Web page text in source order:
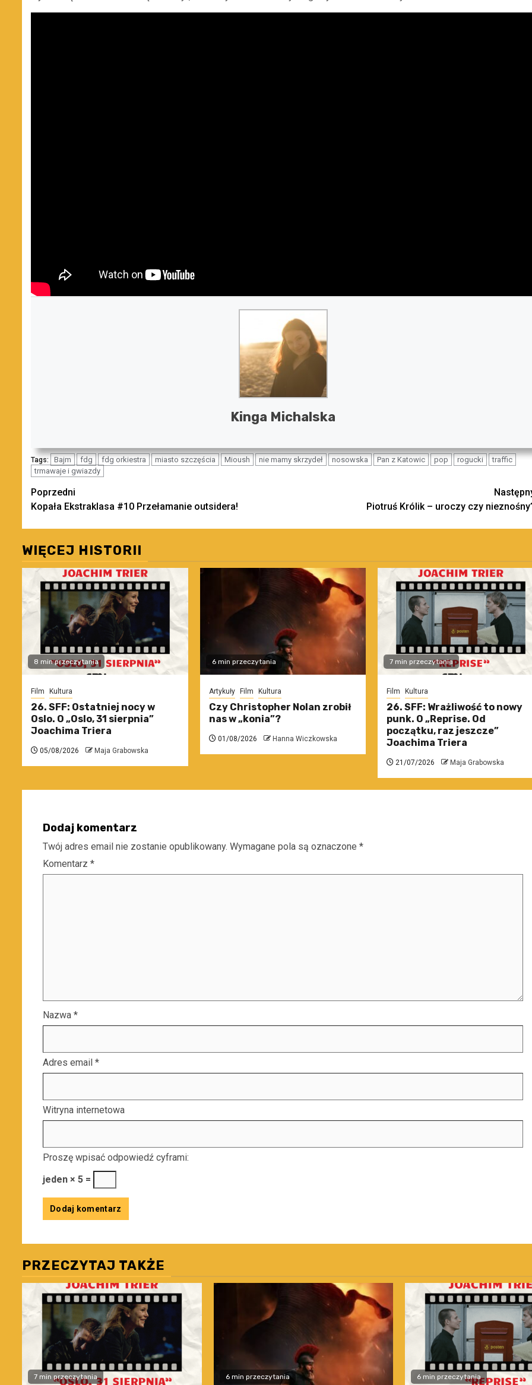
Kinga Michalska
Tags: Bajm fdg fdg orkiestra miasto szczęścia Mioush nie mamy skrzydeł nosowska Pan z Katowic pop rogucki
traffic
trmawaje i gwiazdy
Zobacz
wpisy
Poprzedni
Kopała Ekstraklasa #10 Przełamanie outsidera!
Piotruś Królik – uroczy czy
WIĘCEJ HISTORII
8 min przeczytania
Film Kultura
26. SFF: Ostatniej nocy w
Oslo. O „Oslo, 31 sierpnia”
Joachima Triera
05/08/2026 Maja Grabowska
6 min przeczytania
Artykuły Film Kultura
Czy Christopher Nolan zrobił
nas w „konia”?
01/08/2026 Hanna Wiczkowska
7 min przeczytania
Film Kultura
26. SFF: Wrażliwość to nowy
punk. O „Reprise. Od
początku, raz jeszcze”
Joachima Triera
21/07/2026 Maja Grabowska
Dodaj komentarz
Twój adres email nie zostanie opublikowany. Wymagane pola są oznaczone *
Komentarz *
Nazwa *
Adres email *
Witryna internetowa
Proszę wpisać odpowiedź cyframi:
jeden × 5 =
PRZECZYTAJ TAKŻE
7 min przeczytania 6 min przeczytania 6 min przeczytania